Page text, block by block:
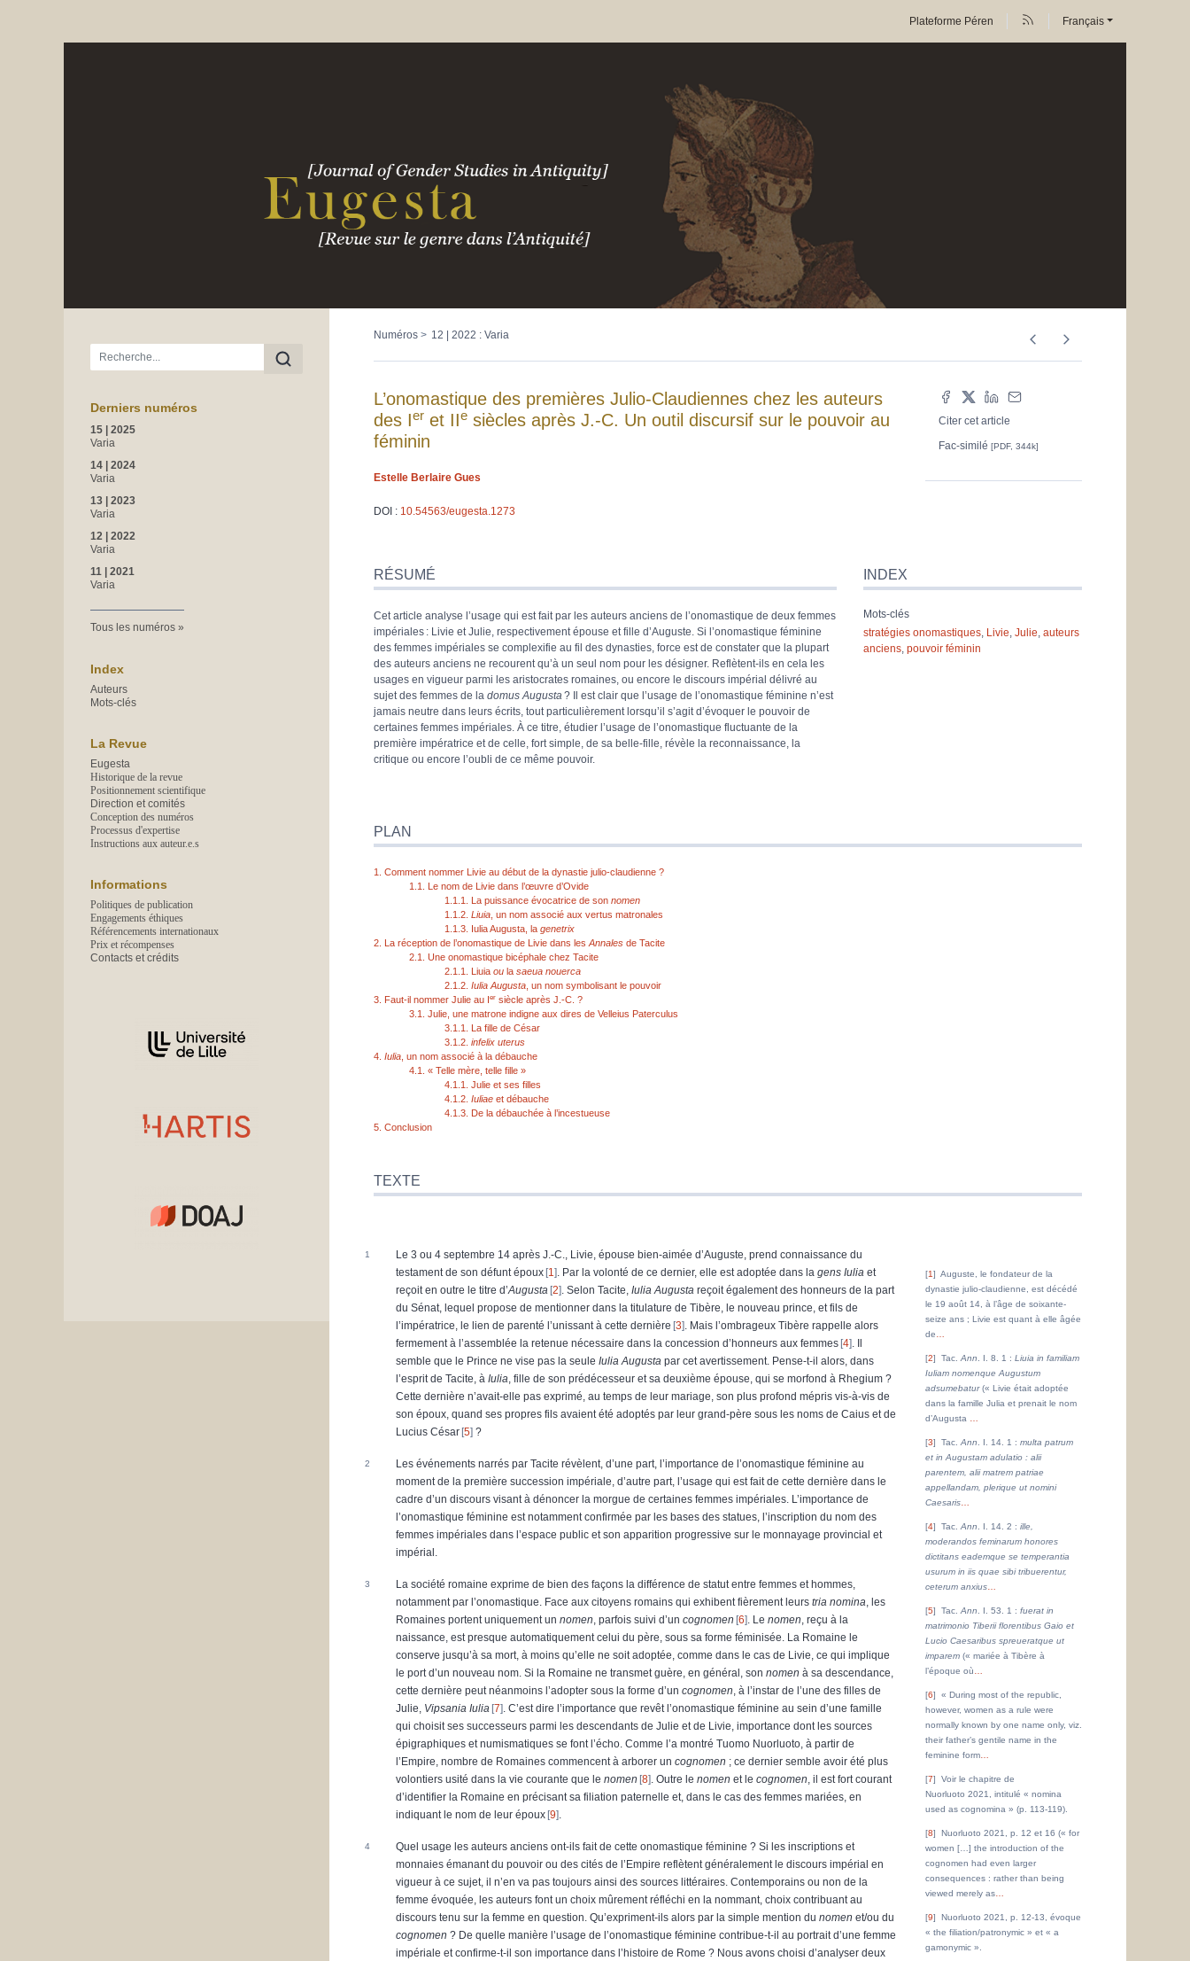
Plateforme Péren Français
Menu principal
Derniers numéros
15 | 2025
Varia
14 | 2024
Varia
13 | 2023
Varia
12 | 2022
Varia
11 | 2021
Varia
Tous les numéros
Index
Auteurs
Mots-clés
La Revue
Eugesta
Historique de la revue
Positionnement scientifique
Direction et comités
Conception des numéros
Processus d'expertise
Instructions aux auteur.e.s
Informations
Politiques de publication
Engagements éthiques
Référencements internationaux
Prix et récompenses
Contacts et crédits
Numéros 12 | 2022 : Varia
Citer cet article
Fac-similé [PDF, 344k]
L’onomastique des premières Julio-Claudiennes chez les auteurs
des Ier et IIe siècles après J.-C. Un outil discursif sur le pouvoir au
féminin
Estelle Berlaire Gues
DOI : 10.54563/eugesta.1273
Index
Plan
Bibliographie
Notes
Citer cet article
Auteur
RÉSUMÉ
Cet article analyse l’usage qui est fait par les auteurs anciens de l’onomastique de deux femmes
impériales : Livie et Julie, respectivement épouse et fille d’Auguste. Si l’onomastique féminine
des femmes impériales se complexifie au fil des dynasties, force est de constater que la plupart
des auteurs anciens ne recourent qu’à un seul nom pour les désigner. Reflètent-ils en cela les
usages en vigueur parmi les aristocrates romaines, ou encore le discours impérial délivré au
sujet des femmes de la domus Augusta? Il est clair que l’usage de l’onomastique féminine n’est
jamais neutre dans leurs écrits, tout particulièrement lorsqu’il s’agit d’évoquer le pouvoir de
certaines femmes impériales. À ce titre, étudier l’usage de l’onomastique fluctuante de la
première impératrice et de celle, fort simple, de sa belle-fille, révèle la reconnaissance, la
critique ou encore l’oubli de ce même pouvoir.
INDEX
Mots-clés
stratégies onomastiques, Livie,Julie,auteurs
anciens,pouvoir féminin
PLAN
1. Comment nommer Livie au début de la dynastie julio-claudienne ?
1.1. Le nom de Livie dans l’œuvre d’Ovide
1.1.1. La puissance évocatrice de son nomen
1.1.2. Liuia, un nom associé aux vertus matronales
1.1.3. Iulia Augusta, la genetrix
2. La réception de l’onomastique de Livie dans lesAnnales de Tacite
2.1. Une onomastique bicéphale chez Tacite
2.1.1. Liuia ou la saeua nouerca
2.1.2. Iulia Augusta, un nom symbolisant le pouvoir
3. Faut-il nommer Julie au I er siècle après J.-C. ?
3.1. Julie, une matrone indigne aux dires de Velleius Paterculus
3.1.1. La fille de César
3.1.2. infelix uterus
4. Iulia, un nom associé à la débauche
4.1. « Telle mère, telle fille »
4.1.1. Julie et ses filles
4.1.2. Iuliae et débauche
4.1.3. De la débauchée à l’incestueuse
5. Conclusion
TEXTE
Le 3 ou 4 septembre 14 après J.-C., Livie, épouse bien-aimée d’Auguste, prend connaissance du
testament de son défunt époux 1 . Par la volonté de ce dernier, elle est adoptée dans lagens Iulia et
reçoit en outre le titre d’Augusta 2 . Selon Tacite,Iulia Augusta reçoit également des honneurs de la part
du Sénat, lequel propose de mentionner dans la titulature de Tibère, le nouveau prince, et fils de
l’impératrice, le lien de parenté l’unissant à cette dernière 3 . Mais l’ombrageux Tibère rappelle alors
fermement à l’assemblée la retenue nécessaire dans la concession d’honneurs aux femmes 4 . Il
semble que le Prince ne vise pas la seule Iulia Augusta par cet avertissement. Pense-t-il alors, dans
l’esprit de Tacite, à Iulia, fille de son prédécesseur et sa deuxième épouse, qui se morfond à Rhegium ?
Cette dernière n’avait-elle pas exprimé, au temps de leur mariage, son plus profond mépris vis-à-vis de
son époux, quand ses propres fils avaient été adoptés par leur grand-père sous les noms de Caius et de
Lucius César 5 ?
Les événements narrés par Tacite révèlent, d’une part, l’importance de l’onomastique féminine au
moment de la première succession impériale, d’autre part, l’usage qui est fait de cette dernière dans le
cadre d’un discours visant à dénoncer la morgue de certaines femmes impériales. L’importance de
l’onomastique féminine est notamment confirmée par les bases des statues, l’inscription du nom des
femmes impériales dans l’espace public et son apparition progressive sur le monnayage provincial et
impérial.
La société romaine exprime de bien des façons la différence de statut entre femmes et hommes,
notamment par l’onomastique. Face aux citoyens romains qui exhibent fièrement leurs tria nomina, les
Romaines portent uniquement un nomen, parfois suivi d’un cognomen 6 . Lenomen, reçu à la
naissance, est presque automatiquement celui du père, sous sa forme féminisée. La Romaine le
conserve jusqu’à sa mort, à moins qu’elle ne soit adoptée, comme dans le cas de Livie, ce qui implique
le port d’un nouveau nom. Si la Romaine ne transmet guère, en général, son nomen à sa descendance,
cette dernière peut néanmoins l’adopter sous la forme d’un cognomen, à l’instar de l’une des filles de
Julie, Vipsania Iulia 7 . C’est dire l’importance que revêt l’onomastique féminine au sein d’une famille
qui choisit ses successeurs parmi les descendants de Julie et de Livie, importance dont les sources
épigraphiques et numismatiques se font l’écho. Comme l’a montré Tuomo Nuorluoto, à partir de
l’Empire, nombre de Romaines commencent à arborer un cognomen ; ce dernier semble avoir été plus
volontiers usité dans la vie courante que le nomen 8 . Outre lenomen et lecognomen, il est fort courant
d’identifier la Romaine en précisant sa filiation paternelle et, dans le cas des femmes mariées, en
indiquant le nom de leur époux 9 .
Quel usage les auteurs anciens ont-ils fait de cette onomastique féminine ? Si les inscriptions et
monnaies émanant du pouvoir ou des cités de l’Empire reflètent généralement le discours impérial en
vigueur à ce sujet, il n’en va pas toujours ainsi des sources littéraires. Contemporains ou non de la
femme évoquée, les auteurs font un choix mûrement réfléchi en la nommant, choix contribuant au
discours tenu sur la femme en question. Qu’expriment-ils alors par la simple mention du nomen et/ou du
cognomen ? De quelle manière l’usage de l’onomastique féminine contribue-t-il au portrait d’une femme
impériale et confirme-t-il son importance dans l’histoire de Rome ? Nous avons choisi d’analyser deux
1
Auguste, le fondateur de la
dynastie julio-claudienne, est décédé
le 19 août 14, à l’âge de soixante-
seize ans ; Livie est quant à elle âgée
de…
2 Tac.Ann. I. 8. 1 : Liuia in familiam
Iuliam nomenque Augustum
adsumebatur(« Livie était adoptée
dans la famille Julia et prenait le nom
d’Augusta …
3 Tac.Ann. I. 14. 1 : multa patrum
et in Augustam adulatio : alii
parentem, alii matrem patriae
appellandam, plerique ut nomini
Caesaris…
4 Tac.Ann. I. 14. 2 : ille,
moderandos feminarum honores
dictitans eademque se temperantia
usurum in iis quae sibi tribuerentur,
ceterum anxius…
5 Tac.Ann. I. 53. 1 : fuerat in
matrimonio Tiberii florentibus Gaio et
Lucio Caesaribus spreueratque ut
imparem(« mariée à Tibère à
l’époque où…
6
« During most of the republic,
however, women as a rule were
normally known by one name only, viz.
their father’s gentile name in the
feminine form…
7
Voir le chapitre de
Nuorluoto 2021, intitulé « nomina
used as cognomina » (p. 113-119).
8
Nuorluoto 2021, p. 12 et 16 (« for
women […] the introduction of the
cognomen had even larger
consequences : rather than being
viewed merely as…
9
Nuorluoto 2021, p. 12-13, évoque
« the filiation/patronymic » et « a
gamonymic ».